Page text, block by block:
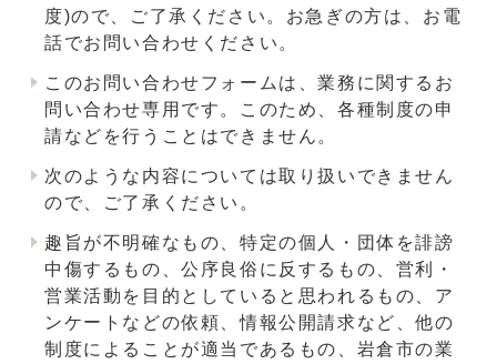
度)ので、ご了承ください。お急ぎの方は、お電
話でお問い合わせください。
このお問い合わせフォームは、業務に関するお
問い合わせ専用です。このため、各種制度の申
請などを行うことはできません。
次のような内容については取り扱いできません
ので、ご了承ください。
趣旨が不明確なもの、特定の個人・団体を誹謗
中傷するもの、公序良俗に反するもの、営利・
営業活動を目的としていると思われるもの、ア
ンケートなどの依頼、情報公開請求など、他の
制度によることが適当であるもの、岩倉市の業